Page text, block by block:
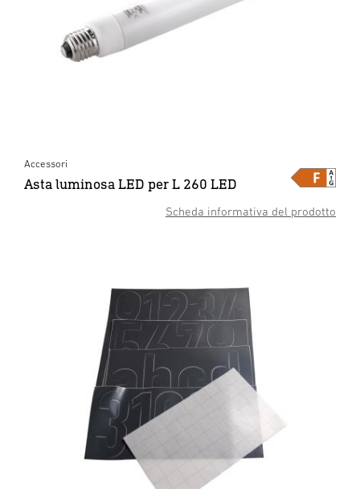
Scheda informativa del prodotto
Accessori
Asta luminosa LED per L 260 LED